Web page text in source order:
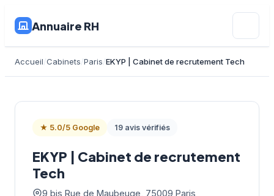
Annuaire RH
Accueil Cabinets Paris EKYP | Cabinet de recrutement Tech
★ 5.0/5 Google 19 avis vérifiés
EKYP | Cabinet de recrutement
Tech
9 bis Rue de Maubeuge, 75009 Paris